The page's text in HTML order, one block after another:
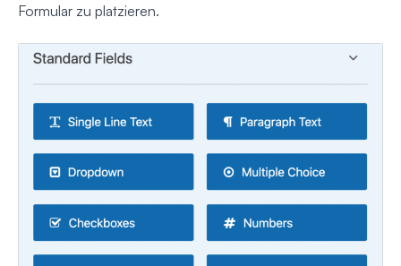
Formular zu platzieren.